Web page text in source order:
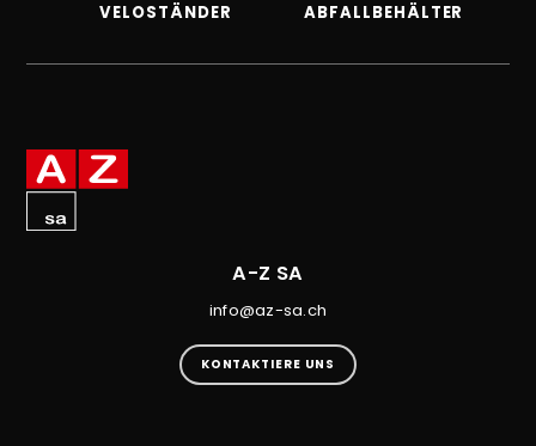
VELOSTÄNDER ABFALLBEHÄLTER
A-Z SA
info@az-sa.ch
KONTAKTIERE UNS